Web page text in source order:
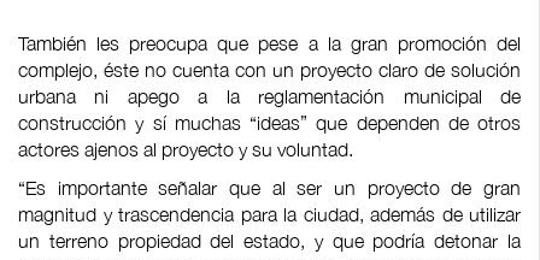
También les preocupa que pese a la gran promoción del
complejo, éste no cuenta con un proyecto claro de solución
urbana ni apego a la reglamentación municipal de
construcción y sí muchas “ideas” que dependen de otros
actores ajenos al proyecto y su voluntad.
“Es importante señalar que al ser un proyecto de gran
magnitud y trascendencia para la ciudad, además de utilizar
un terreno propiedad del estado, y que podría detonar la